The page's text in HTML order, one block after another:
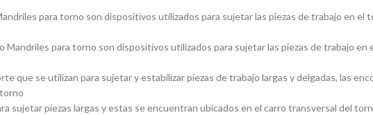
para torno son dispositivos utilizados para sujetar las piezas de trabajo en
para torno son dispositivos utilizados para sujetar las piezas de trabajo
que se utilizan para sujetar y estabilizar piezas de trabajo largas y delgadas, las
sujetar piezas largas y estas se encuentran ubicados en el carro transversal del